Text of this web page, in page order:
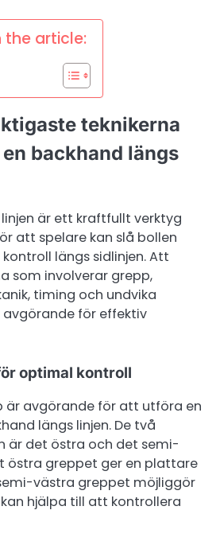
the article:
teknikerna
backhand längs
är ett kraftfullt verktyg
att spelare kan slå bollen
längs sidlinjen. Att
som involverar grepp,
timing och undvika
avgörande för effektiv
optimal kontroll
är avgörande för att utföra en
längs linjen. De två
är det östra och det semi-
östra greppet ger en plattare
västra greppet möjliggör
hjälpa till att kontrollera